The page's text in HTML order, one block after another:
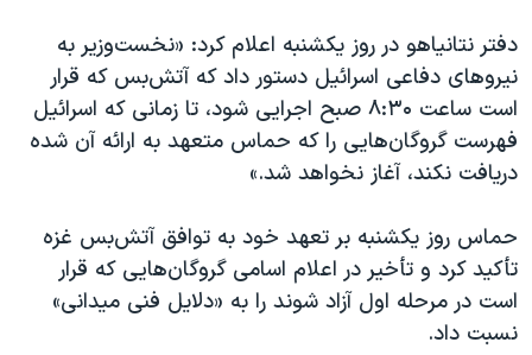
سفر پرزیدنت ترامپ به چین
دفتر نتانیاهو در روز یکشنبه اعلام کرد: «نخست‌وزیر به
نیروهای دفاعی اسرائیل دستور داد که آتش‌بس که قرار
است ساعت ۸:۳۰ صبح اجرایی شود، تا زمانی که اسرائیل
فهرست گروگان‌هایی را که حماس متعهد به ارائه آن شده
دریافت نکند، آغاز نخواهد شد.»
حماس روز یکشنبه بر تعهد خود به توافق آتش‌بس غزه
تأکید کرد و تأخیر در اعلام اسامی گروگان‌هایی که قرار
است در مرحله اول آزاد شوند را به «دلایل فنی میدانی»
نسبت داد.